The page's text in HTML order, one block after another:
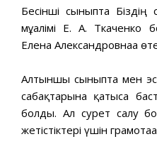
Бесінші сыныпта Біздің
мұғалімі Е. А.
Елена Александровнаға
Алтыншы сыныпта мен
сабақтарына қатыса
болды. Ал сурет салу
жетістіктері үшін